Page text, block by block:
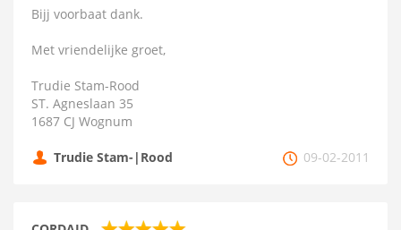
Bijj voorbaat dank.
Met vriendelijke groet,
Trudie Stam-Rood
ST. Agneslaan 35
1687 CJ Wognum
Trudie Stam-|Rood 09-02-2011